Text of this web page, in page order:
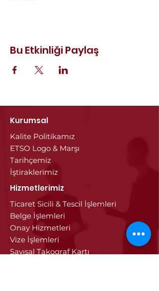
Bu Etkinliği Paylaş
Kurumsal
Kalite Politikamız
ETSO Logo & Marşı
Tarihçemiz
İştiraklerimiz
Hizmetlerimiz
Ticaret Sicili & Tescil İşlemleri
Belge İşlemleri
Onay Hizmetleri
Vize İşlemleri
Sayısal Takograf Kartı